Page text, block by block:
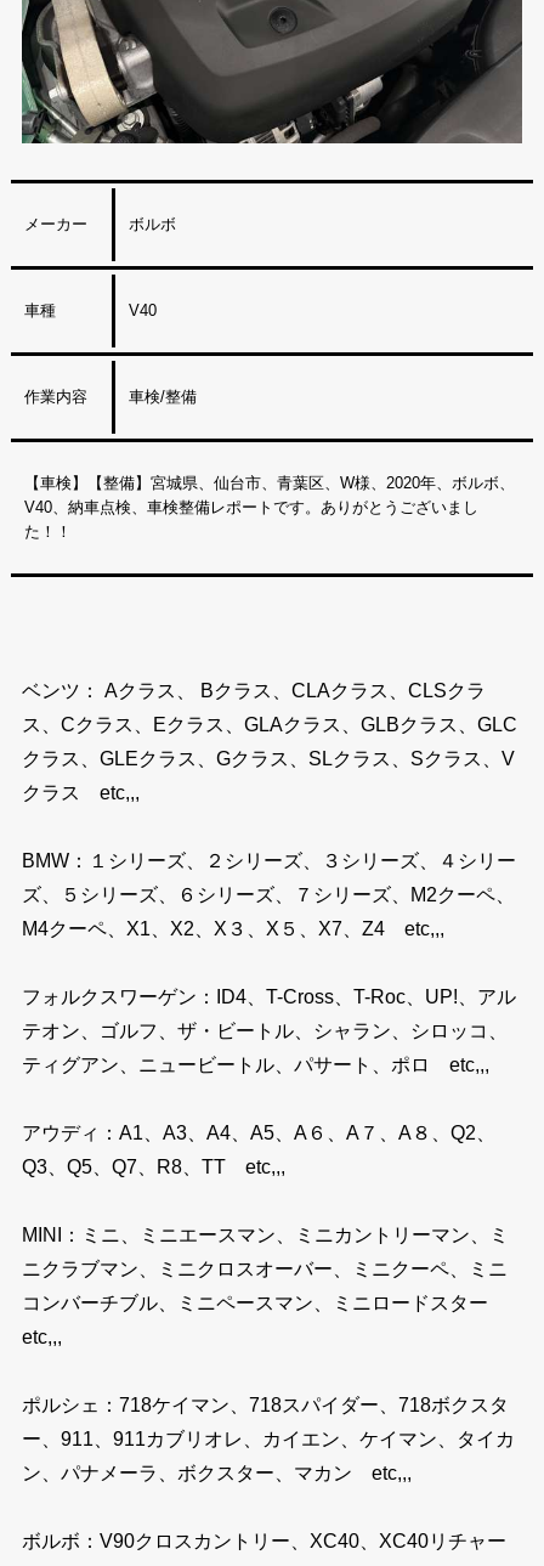
メーカー ボルボ
車種 V40
作業内容 車検/整備
【車検】【整備】宮城県、仙台市、青葉区、W様、2020年、ボルボ、
V40、納車点検、車検整備レポートです。ありがとうございまし
た！！
ベンツ： Aクラス、 Bクラス、CLAクラス、CLSクラ
ス、Cクラス、Eクラス、GLAクラス、GLBクラス、GLC
クラス、GLEクラス、Gクラス、SLクラス、Sクラス、V
クラス etc,,,
BMW：１シリーズ、２シリーズ、３シリーズ、４シリー
ズ、５シリーズ、６シリーズ、７シリーズ、M2クーペ、
M4クーペ、X1、X2、X３、X５、X7、Z4 etc,,,
フォルクスワーゲン：ID4、T-Cross、T-Roc、UP!、アル
テオン、ゴルフ、ザ・ビートル、シャラン、シロッコ、
ティグアン、ニュービートル、パサート、ポロ etc,,,
アウディ：A1、A3、A4、A5、A６、A７、A８、Q2、
Q3、Q5、Q7、R8、TT etc,,,
MINI：ミニ、ミニエースマン、ミニカントリーマン、ミ
ニクラブマン、ミニクロスオーバー、ミニクーペ、ミニ
コンバーチブル、ミニペースマン、ミニロードスター
etc,,,
ポルシェ：718ケイマン、718スパイダー、718ボクスタ
ー、911、911カブリオレ、カイエン、ケイマン、タイカ
ン、パナメーラ、ボクスター、マカン etc,,,
ボルボ：V90クロスカントリー、XC40、XC40リチャー